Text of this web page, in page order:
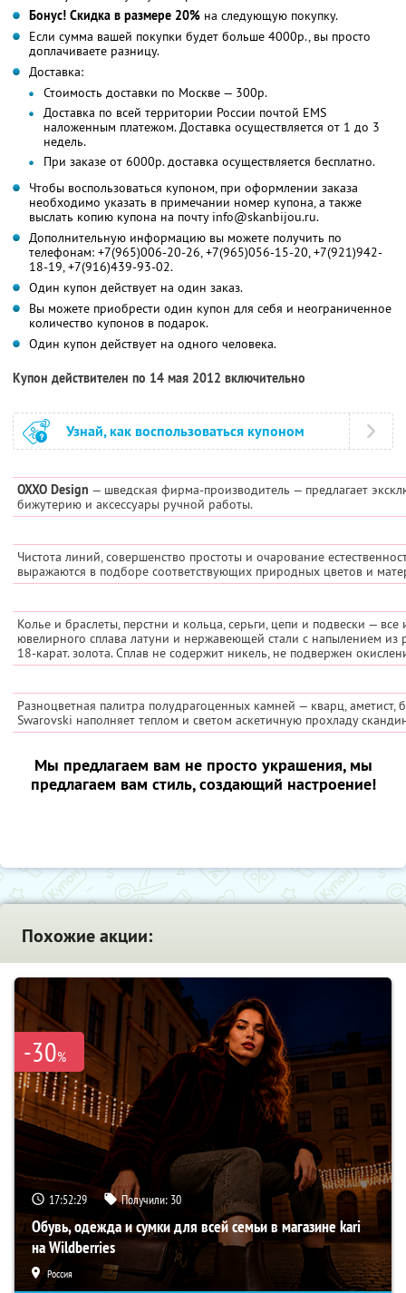
Бонус! Скидка в размере 20% на следующую покупку.
Если сумма вашей покупки будет больше 4000р., вы просто
доплачиваете разницу.
Доставка:
Стоимость доставки по Москве — 300р.
Доставка по всей территории России почтой EMS
наложенным платежом. Доставка осуществляется от 1 до 3
недель.
При заказе от 6000р. доставка осуществляется бесплатно.
Чтобы воспользоваться купоном, при оформлении заказа
необходимо указать в примечании номер купона, а также
выслать копию купона на почту info@skanbijou.ru.
Дополнительную информацию вы можете получить по
телефонам: +7(965)006-20-26, +7(965)056-15-20, +7(921)942-
18-19, +7(916)439-93-02.
Один купон действует на один заказ.
Вы можете приобрести один купон для себя и неограниченное
количество купонов в подарок.
Один купон действует на одного человека.
Купон действителен по 14 мая 2012 включительно
Узнай, как воспользоваться купоном
OXXO Design — шведская фирма-производитель — предлагает
бижутерию и аксессуары ручной работы.
Чистота линий, совершенство простоты и очарование
выражаются в подборе соответствующих природных цветов и
Колье и браслеты, перстни и кольца, серьги, цепи и подвески —
ювелирного сплава латуни и нержавеющей стали с напылением
18-карат. золота. Сплав не содержит никель, не подвержен
Разноцветная палитра полудрагоценных камней — кварц,
Swarovski наполняет теплом и светом аскетичную прохладу
Мы предлагаем вам не просто украшения, мы
предлагаем вам стиль, создающий настроение!
Похожие акции:
-30%
17:52:28 Получили: 30
Обувь, одежда и сумки для всей семьи в магазине kari
на Wildberries
Россия